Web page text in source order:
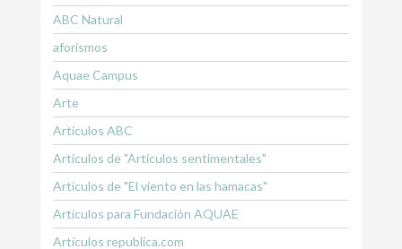
ABC Natural
aforismos
Aquae Campus
Arte
Artículos ABC
Artículos de "Artículos sentimentales"
Artículos de "El viento en las hamacas"
Artículos para Fundación AQUAE
Artículos republica.com